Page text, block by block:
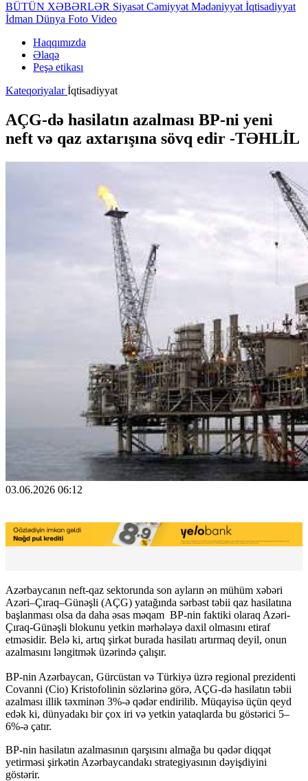
BÜTÜN XƏBƏRLƏR Siyasət Cəmiyyət Mədəniyyət İqtisadiyyat
İdman Dünya Foto Video
Haqqımızda
Əlaqə
Peşə etikası
Kateqoriyalarİqtisadiyyat
AÇG-də hasilatın azalması BP-ni yeni
neft və qaz axtarışına sövq edir -TƏHLİL
03.06.2026 06:12
Azərbaycanın neft-qaz sektorunda son ayların ən mühüm xəbəri
Azəri–Çıraq–Günəşli (AÇG) yatağında sərbəst təbii qaz hasilatına
başlanması olsa da daha əsas məqam BP-nin faktiki olaraq Azəri-
Çıraq-Günəşli blokunu yetkin mərhələyə daxil olmasını etiraf
etməsidir. Belə ki, artıq şirkət burada hasilatı artırmaq deyil, onun
azalmasını ləngitmək üzərində çalışır.
BP-nin Azərbaycan, Gürcüstan və Türkiyə üzrə regional prezidenti
Covanni (Cio) Kristofolinin sözlərinə görə, AÇG-də hasilatın təbii
azalması illik təxminən 3%-ə qədər endirilib. Müqayisə üçün qeyd
edək ki, dünyadakı bir çox iri və yetkin yataqlarda bu göstərici 5–
6%-ə çatır.
BP-nin hasilatın azalmasının qarşısını almağa bu qədər diqqət
yetirməsi şirkətin Azərbaycandakı strategiyasının dəyişdiyini
göstərir.